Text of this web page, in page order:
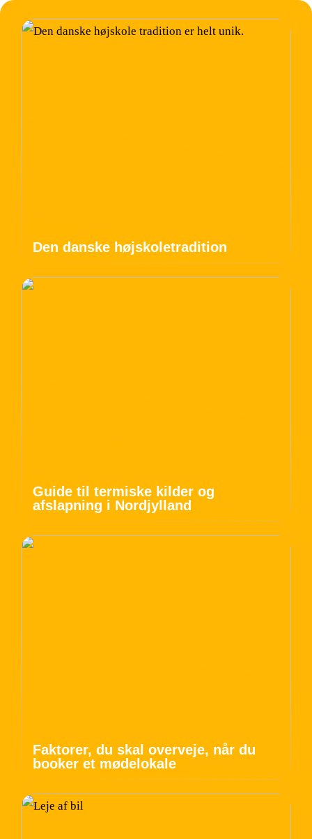
Den danske højskoletradition
Guide til termiske kilder og
afslapning i Nordjylland
Faktorer, du skal overveje, når du
booker et mødelokale